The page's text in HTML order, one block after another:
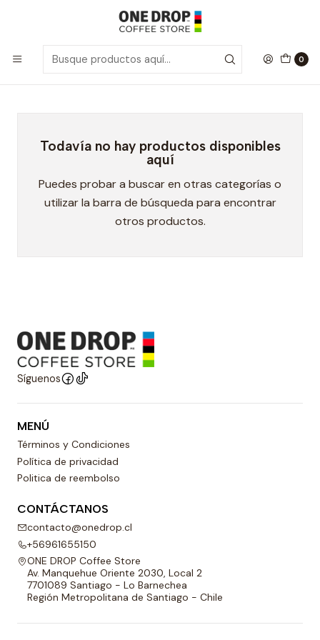
0
Inicio Miel
Miel
Todavía no hay productos disponibles
aquí
Puedes probar a buscar en otras categorías o
utilizar la barra de búsqueda para encontrar
otros productos.
Síguenos
MENÚ
Términos y Condiciones
Política de privacidad
Politica de reembolso
CONTÁCTANOS
contacto@onedrop.cl
+56961655150
ONE DROP Coffee Store
Av. Manquehue Oriente 2030, Local 2
7701089 Santiago - Lo Barnechea
Región Metropolitana de Santiago - Chile